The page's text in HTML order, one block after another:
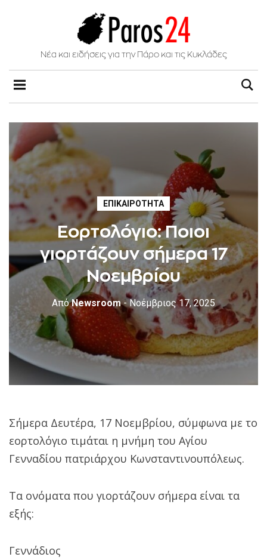
Νέα και ειδήσεις για την Πάρο και τις Κυκλάδες
ΕΠΙΚΑΙΡΌΤΗΤΑ
Εορτολόγιο: Ποιοι
γιορτάζουν σήμερα 17
Νοεμβρίου
ΑπόNewsroom - Νοέμβριος 17, 2025
Σήμερα Δευτέρα, 17 Νοεμβρίου, σύμφωνα με το
εορτολόγιο τιμάται η μνήμη του Αγίου
Γενναδίου πατριάρχου Κωνσταντινουπόλεως.
Τα ονόματα που γιορτάζουν σήμερα είναι τα
εξής:
Γεννάδιος